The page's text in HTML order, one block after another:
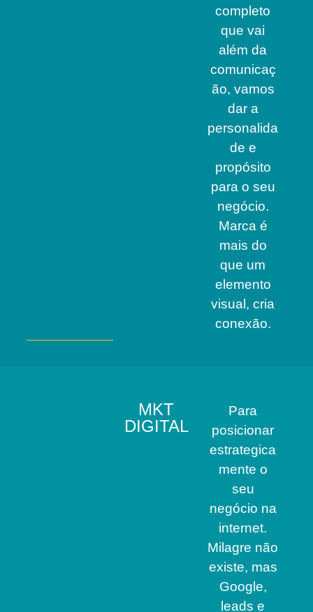
completo
que vai
além da
comunicaç
ão, vamos
dar a
personalida
de e
propósito
para o seu
negócio.
Marca é
mais do
que um
elemento
visual, cria
conexão.
MKT
DIGITAL
Para
posicionar
estrategica
mente o
seu
negócio na
internet.
Milagre não
existe, mas
Google,
leads e